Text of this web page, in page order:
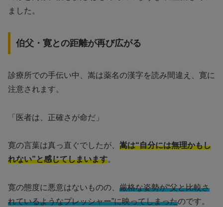
ました。
伯父・寛との距離が再び広がる
診療所での手伝い中、嵩は薬名の漢字を読み間違え、寛に
注意されます。
「医者は、正確さが命だ」
寛の言葉は真っ直ぐでしたが、 嵩は“自分には無理かもし
れない”と感じてしまいます。
寛の態度に悪意はないものの、 厳格な姿勢が“父と比較さ
れているようなプレッシャー”に映ってしまったのです。